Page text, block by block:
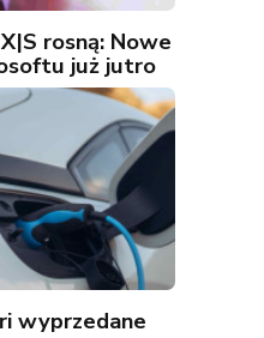
rosną: Nowe
już jutro
wyprzedane